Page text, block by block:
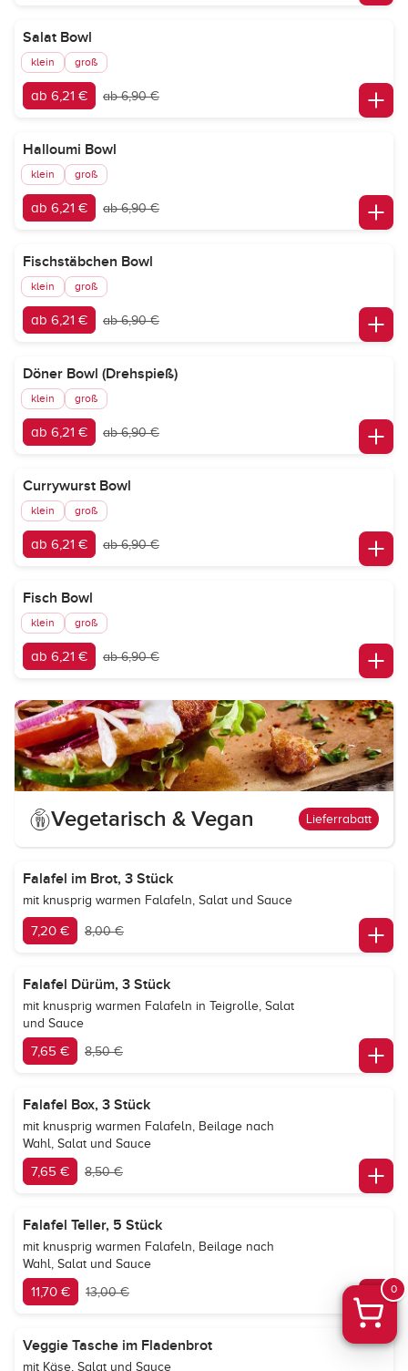
Salat Bowl
klein groß
ab 6,21 € ab 6,90 €
Halloumi Bowl
klein groß
ab 6,21 € ab 6,90 €
Fischstäbchen Bowl
klein groß
ab 6,21 € ab 6,90 €
Döner Bowl (Drehspieß)
klein groß
ab 6,21 € ab 6,90 €
Currywurst Bowl
klein groß
ab 6,21 € ab 6,90 €
Fisch Bowl
klein groß
ab 6,21 € ab 6,90 €
Vegetarisch & Vegan Lieferrabatt
Falafel im Brot, 3 Stück
mit knusprig warmen Falafeln, Salat und Sauce
7,20 € 8,00 €
Falafel Dürüm, 3 Stück
mit knusprig warmen Falafeln in Teigrolle, Salat
und Sauce
7,65 € 8,50 €
Falafel Box, 3 Stück
mit knusprig warmen Falafeln, Beilage nach
Wahl, Salat und Sauce
7,65 € 8,50 €
Falafel Teller, 5 Stück
mit knusprig warmen Falafeln, Beilage nach
Wahl, Salat und Sauce
11,70 € 13,00 €
Veggie Tasche im Fladenbrot
mit Käse, Salat und Sauce
0